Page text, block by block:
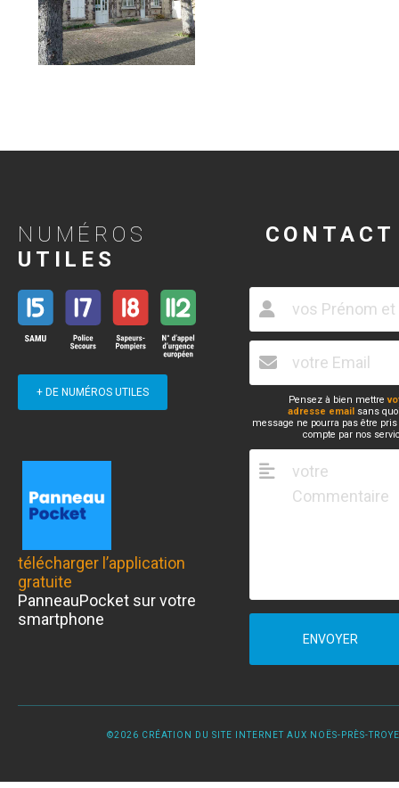
NUMÉROS
UTILES
+ DE NUMÉROS UTILES
télécharger l’application
gratuite
PanneauPocket sur votre
smartphone
CONTACT
Pensez à bien mettre
adresse email sans
message ne pourra pas être
compte par nos
ENVOYER
©2026 CRÉATION DU SITE INTERNET AUX NOËS-PRÈS-